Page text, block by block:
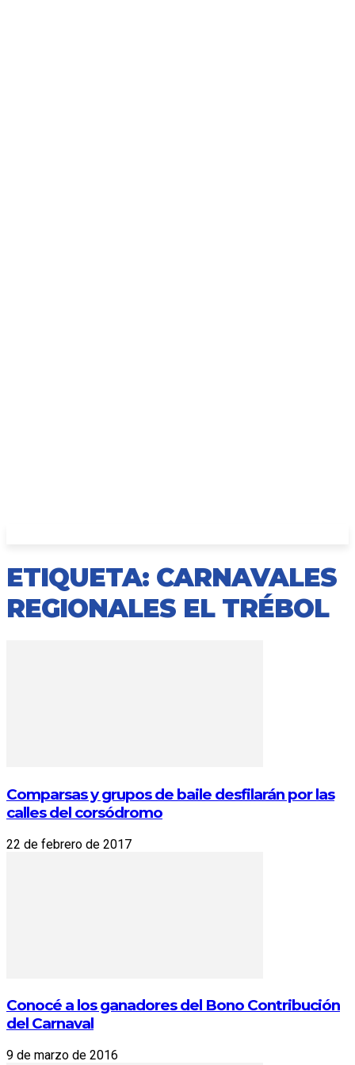
ETIQUETA: CARNAVALES
REGIONALES EL TRÉBOL
Comparsas y grupos de baile desfilarán por las
calles del corsódromo
22 de febrero de 2017
Conocé a los ganadores del Bono Contribución
del Carnaval
9 de marzo de 2016